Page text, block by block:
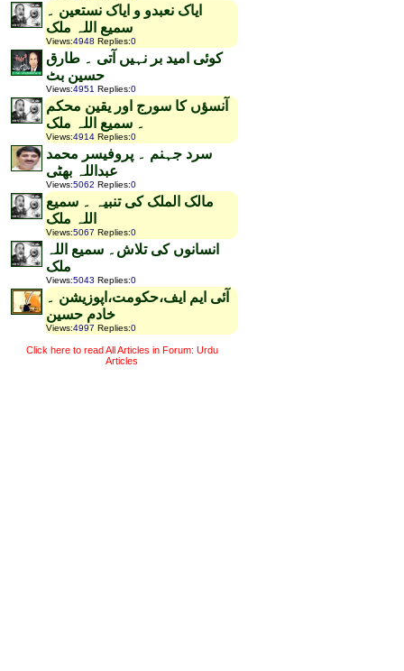
ایاک نعبدو و ایاک نستعین ۔
سمیع اللہ ملک
Views:4948 Replies:0
کوئی امید بر نہیں آتی ۔ طارق
حسین بٹ
Views:4951 Replies:0
آنسؤں کا سورج اور یقین محکم
۔ سمیع اللہ ملک
Views:4914 Replies:0
سرد جہنم ۔ پروفیسر محمد
عبداللہ بھٹی
Views:5062 Replies:0
مالک الملک کی تنبیہ ۔ سمیع
اللہ ملک
Views:5067 Replies:0
انسانوں کی تلاش۔ سمیع اللہ
ملک
Views:5043 Replies:0
آئی ایم ایف،حکومت،اپوزیشن ۔
خادم حسین
Views:4997 Replies:0
Click here to read All Articles in Forum: Urdu
Articles